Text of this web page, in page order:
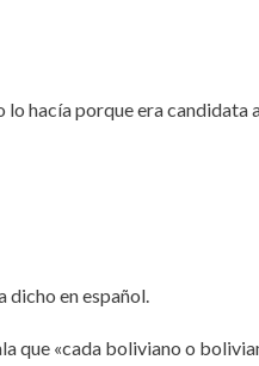
hacía porque era candidata
dicho en español.
que «cada boliviano o